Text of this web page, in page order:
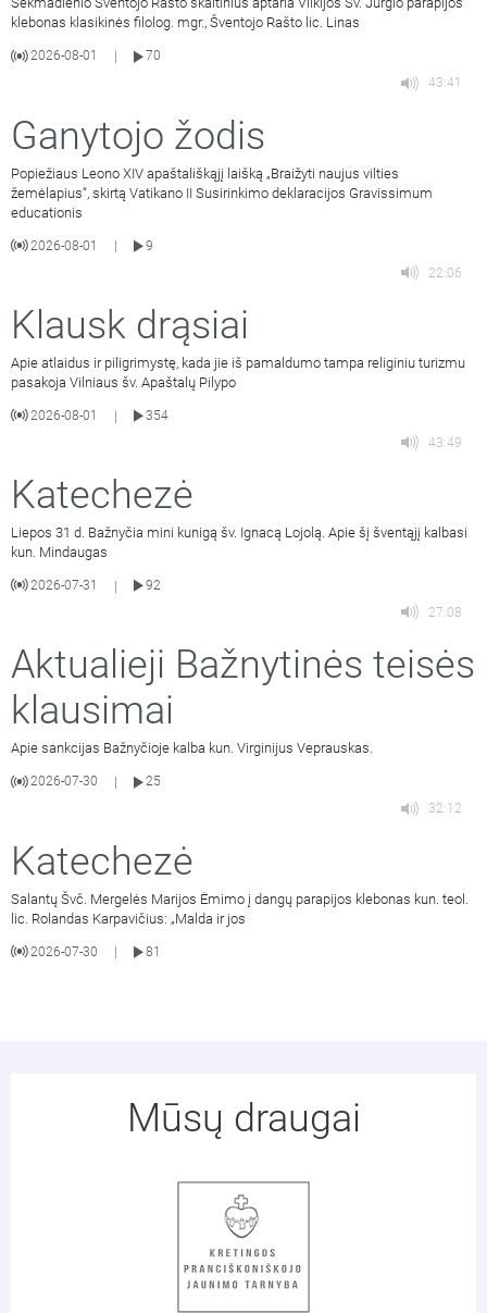
klebonas klasikinės filolog. mgr., Šventojo Rašto lic. Linas
2026-08-01
70
43:41
Ganytojo žodis
Popiežiaus Leono XIV apaštališkąjį laišką „Braižyti naujus vilties
žemėlapius“, skirtą Vatikano II Susirinkimo deklaracijos Gravissimum
educationis
2026-08-01
9
22:06
Klausk drąsiai
Apie atlaidus ir piligrimystę, kada jie iš pamaldumo tampa religiniu turizmu
pasakoja Vilniaus šv. Apaštalų Pilypo
2026-08-01 |
354
43:49
Katechezė
Liepos 31 d. Bažnyčia mini kunigą šv. Ignacą Lojolą. Apie šį šventąjį kalbasi
kun. Mindaugas
2026-07-31 |
92
27:08
Aktualieji Bažnytinės teisės
klausimai
Apie sankcijas Bažnyčioje kalba kun. Virginijus Veprauskas.
2026-07-30
25
32:12
Katechezė
Salantų Švč. Mergelės Marijos Ėmimo į dangų parapijos klebonas kun. teol.
lic. Rolandas Karpavičius: „Malda ir jos
2026-07-30 81
Mūsų draugai